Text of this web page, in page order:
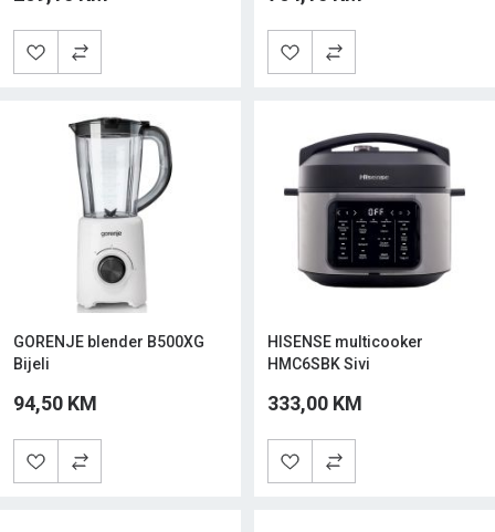
GORENJE blender B500XG
Bijeli
94,50 KM
HISENSE multicooker
HMC6SBK Sivi
333,00 KM